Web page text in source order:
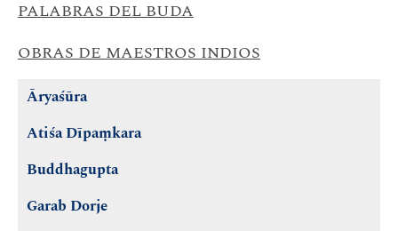
PALABRAS DEL BUDA
OBRAS DE MAESTROS INDIOS
Āryaśūra
Atiśa Dīpaṃkara
Buddhagupta
Garab Dorje